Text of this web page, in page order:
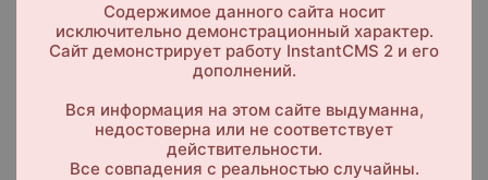
Содержимое данного сайта носит
исключительно демонстрационный характер.
Сайт демонстрирует работу InstantCMS 2 и его
дополнений.
Вся информация на этом сайте выдуманна,
недостоверна или не соответствует
действительности.
Все совпадения с реальностью случайны.